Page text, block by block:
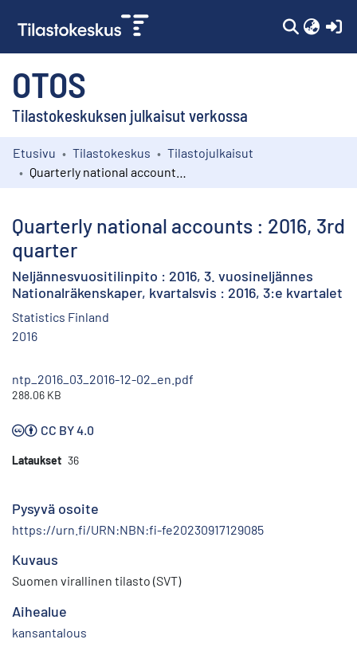
OTOS
Tilastokeskuksen julkaisut verkossa
Kokoelmat
Etusivu Tilastokeskus
Tilastojulkaisut
Quarterly national accounts : 2016, 3rd
quarter
Neljännesvuositilinpito : 2016, 3. vuosineljännes
Nationalräkenskaper, kvartalsvis : 2016, 3:e kvartalet
Statistics Finland
2016
ntp_2016_03_2016-12-02_en.pdf
288.06 KB
CC BY 4.0
Lataukset 36
Pysyvä osoite
https://urn.fi/URN:NBN:fi-fe20230917129085
Kuvaus
Suomen virallinen tilasto (SVT)
Aihealue
kansantalous